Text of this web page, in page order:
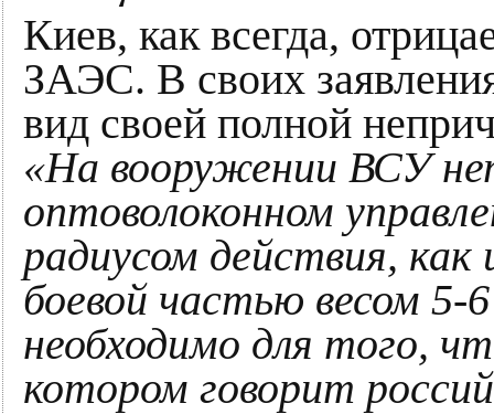
Киев, как всегда,
ЗАЭС. В своих
вид своей полной
«На вооружении ВСУ
оптоволоконном
радиусом действия, как
боевой частью весом 5-
необходимо для того,
котором говорит